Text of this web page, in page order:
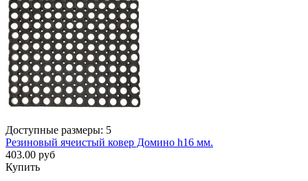
Доступные размеры: 5
Резиновый ячеистый ковер Домино h16 мм.
403.00 руб
Купить